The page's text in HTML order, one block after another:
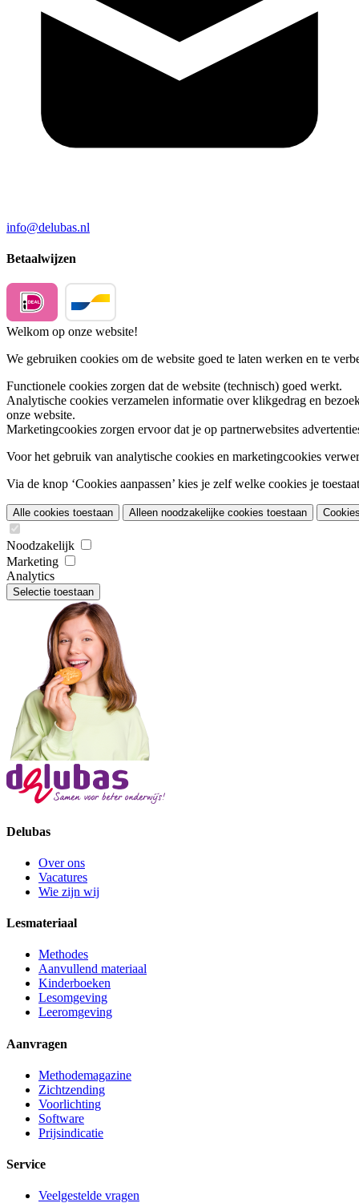
info@delubas.nl
Betaalwijzen
Welkom op onze website!
We gebruiken cookies om de website goed te laten werken en te
Functionele cookies zorgen dat de website (technisch) goed werkt.
Analytische cookies verzamelen informatie over klikgedrag en
onze website.
Marketingcookies zorgen ervoor dat je op partnerwebsites
Voor het gebruik van analytische cookies en marketingcookies
Via de knop ‘Cookies aanpassen’ kies je zelf welke cookies je
Alle cookies toestaan Alleen noodzakelijke cookies toestaan
Noodzakelijk
Marketing
Analytics
Selectie toestaan
Delubas
Over ons
Vacatures
Wie zijn wij
Lesmateriaal
Methodes
Aanvullend materiaal
Kinderboeken
Lesomgeving
Leeromgeving
Aanvragen
Methodemagazine
Zichtzending
Voorlichting
Software
Prijsindicatie
Service
Veelgestelde vragen